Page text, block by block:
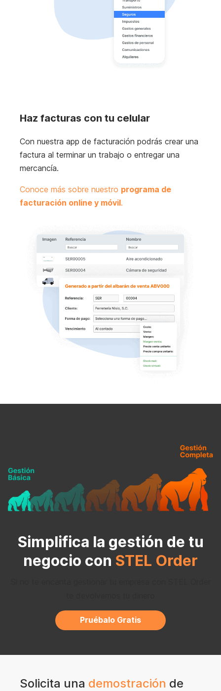
Haz facturas con tu celular
Con nuestra app de facturación podrás crear una
factura al terminar un trabajo o entregar una
mercancía.
Conoce más sobre nuestro programa de
facturación online y móvil.
Simplifica la gestión de tu
negocio con STEL Order
Pruébalo Gratis
Solicita una demostración de